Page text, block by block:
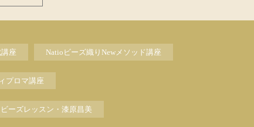
座 Natioビーズ織りNewメソッド講座
プロマ講座
ーズレッスン・漆原昌美